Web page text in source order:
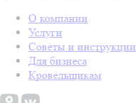
О компании
Услуги
Советы и инструкции
Для бизнеса
Кровельщикам